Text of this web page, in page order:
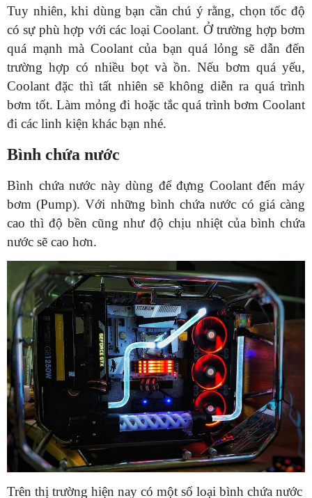
Tuy nhiên, khi dùng bạn cần chú ý rằng, chọn tốc độ
có sự phù hợp với các loại Coolant. Ở trường hợp bơm
quá mạnh mà Coolant của bạn quá lỏng sẽ dẫn đến
trường hợp có nhiều bọt và ồn. Nếu bơm quá yếu,
Coolant đặc thì tất nhiên sẽ không diễn ra quá trình
bơm tốt. Làm mỏng đi hoặc tắc quá trình bơm Coolant
đi các linh kiện khác bạn nhé.
Bình chứa nước
Bình chứa nước này dùng để đựng Coolant đến máy
bơm (Pump). Với những bình chứa nước có giá càng
cao thì độ bền cũng như độ chịu nhiệt của bình chứa
nước sẽ cao hơn.
Trên thị trường hiện nay có một số loại bình chứa nước